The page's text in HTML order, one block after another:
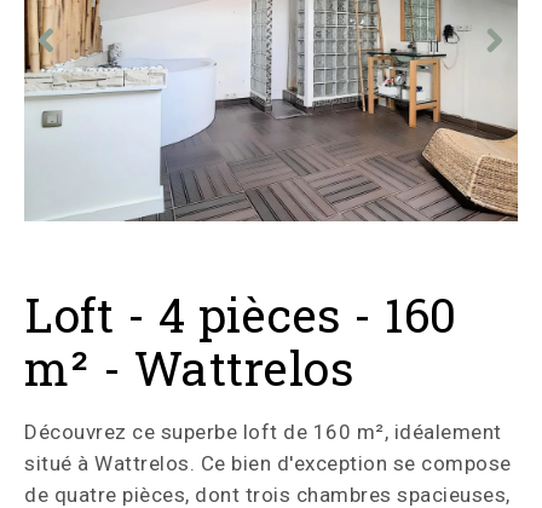
Loft - 4 pièces - 160
m² - Wattrelos
Découvrez ce superbe loft de 160 m², idéalement
situé à Wattrelos. Ce bien d'exception se compose
de quatre pièces, dont trois chambres spacieuses,